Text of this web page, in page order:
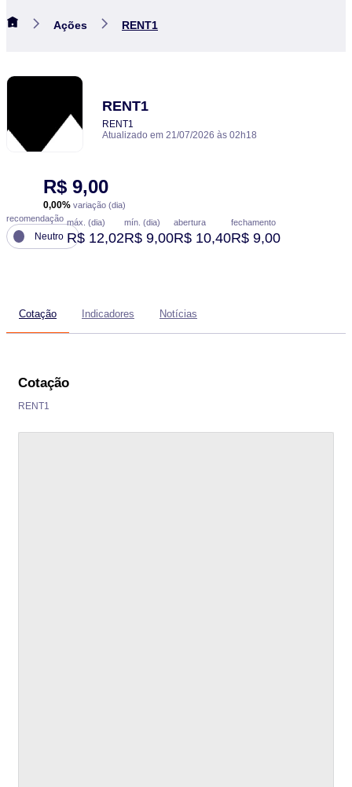
Ações RENT1
RENT1
RENT1
Atualizado em 21/07/2026 às 02h18
R$ 9,00
0,00% variação (dia)
recomendação
Neutro
máx. (dia)
R$ 12,02
mín. (dia)
R$ 9,00
abertura
R$ 10,40
fechamento
R$ 9,00
Cotação Indicadores Notícias
Cotação
RENT1